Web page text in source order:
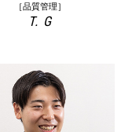
［品質管理］
T. G